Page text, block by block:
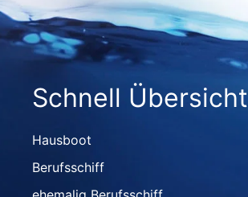
Schnell Übersicht
Hausboot
Berufsschiff